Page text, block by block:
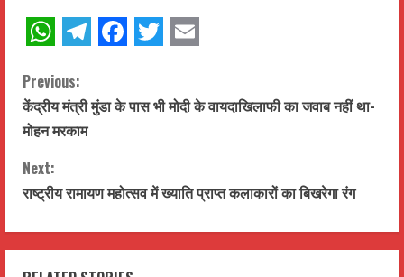
C
o
n
t
i
Previous:
केंद्रीय मंत्री मुंडा के पास भी मोदी के वायदाखिलाफी का जवाब नहीं था-
मोहन मरकाम
Next:
राष्ट्रीय रामायण महोत्सव में ख्याति प्राप्त कलाकारों का बिखरेगा रंग